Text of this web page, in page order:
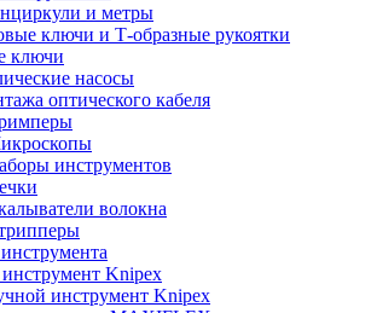
и метры
ключи и Т-образные рукоятки
ключи
насосы
оптического кабеля
инструментов
волокна
Knipex
инструмент Knipex